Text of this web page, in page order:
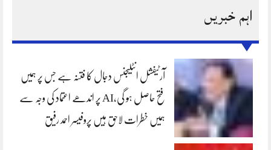
اہم خبریں
آرٹیفشل انٹلیجنس دجال کا فتنہ ہے جس پر ہمیں
فتح حاصل ہو گی،AI پر اندھے اعتماد کی وجہ سے
ہمیں خطرات لاحق ہیں پروفیسر احمد رفیق